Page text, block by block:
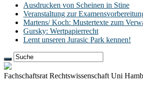
Ausdrucken von Scheinen in Stine
Veranstaltung zur
Martens/ Koch: Mustertexte zum
Gursky: Wertpapierrecht
Lernt unseren Jurasic Park kennen!
Fachschaftsrat Rechtswissenschaft Uni